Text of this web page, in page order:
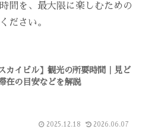
間を、最大限に楽しむための
ださい。
カイビル】観光の所要時間｜見ど
在の目安などを解説
2025.12.18 2026.06.07